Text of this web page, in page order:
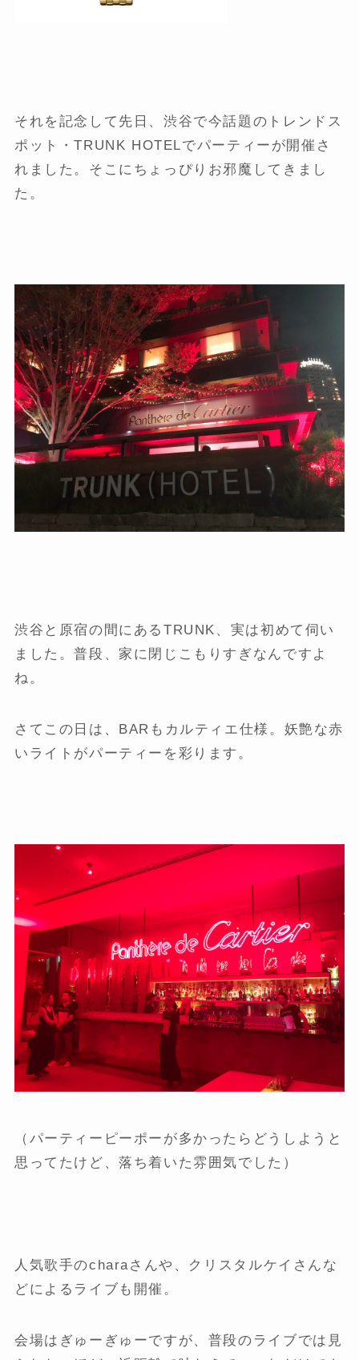
それを記念して先日、渋谷で今話題のトレンドス
ポット・TRUNK HOTELでパーティーが開催さ
れました。そこにちょっぴりお邪魔してきまし
た。
渋谷と原宿の間にあるTRUNK、実は初めて伺い
ました。普段、家に閉じこもりすぎなんですよ
ね。
さてこの日は、BARもカルティエ仕様。妖艶な赤
いライトがパーティーを彩ります。
（パーティーピーポーが多かったらどうしようと
思ってたけど、落ち着いた雰囲気でした）
人気歌手のcharaさんや、クリスタルケイさんな
どによるライブも開催。
会場はぎゅーぎゅーですが、普段のライブでは見